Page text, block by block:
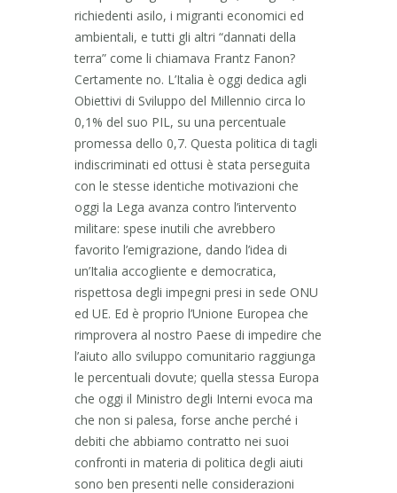
richiedenti asilo, i migranti economici ed
ambientali, e tutti gli altri “dannati della
terra” come li chiamava Frantz Fanon?
Certamente no. L’Italia è oggi dedica agli
Obiettivi di Sviluppo del Millennio circa lo
0,1% del suo PIL, su una percentuale
promessa dello 0,7. Questa politica di tagli
indiscriminati ed ottusi è stata perseguita
con le stesse identiche motivazioni che
oggi la Lega avanza contro l’intervento
militare: spese inutili che avrebbero
favorito l’emigrazione, dando l’idea di
un’Italia accogliente e democratica,
rispettosa degli impegni presi in sede ONU
ed UE. Ed è proprio l’Unione Europea che
rimprovera al nostro Paese di impedire che
l’aiuto allo sviluppo comunitario raggiunga
le percentuali dovute; quella stessa Europa
che oggi il Ministro degli Interni evoca ma
che non si palesa, forse anche perché i
debiti che abbiamo contratto nei suoi
confronti in materia di politica degli aiuti
sono ben presenti nelle considerazioni